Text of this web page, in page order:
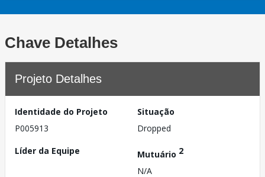
Chave Detalhes
Projeto Detalhes
Identidade do Projeto
P005913
Situação
Dropped
Líder da Equipe
Mutuário 2
N/A